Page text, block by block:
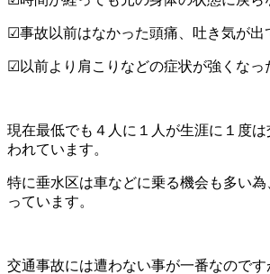
☑事故以前はなかった頭痛、吐き気が出
☑以前より肩こりなどの症状が強くなっ
現在最低でも４人に１人が生涯に１度
われています。
特に垂水区は車などに乗る機会も多い
っています。
交通事故には遭わない事が一番なので